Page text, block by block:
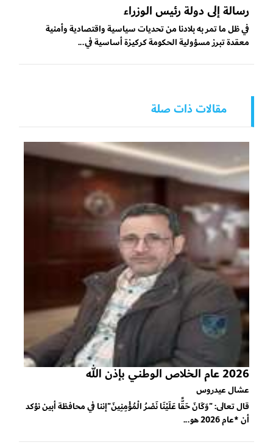
رسالة إلى دولة رئيس الوزراء
في ظل ما تمر به بلادنا من تحديات سياسية واقتصادية وأمنية
معقدة تبرز مسؤولية الحكومة كركيزة أساسية في...
مقالات ذات صلة
2026 عام الخلاص الوطني بإذن الله
عشال عيدروس
قال تعالى: "وَكَانَ حَقًّا عَلَيْنَا نَصْرُ الْمُؤْمِنِينَ"إننا في محافظة أبين نؤكد
أن *عام 2026 هو...